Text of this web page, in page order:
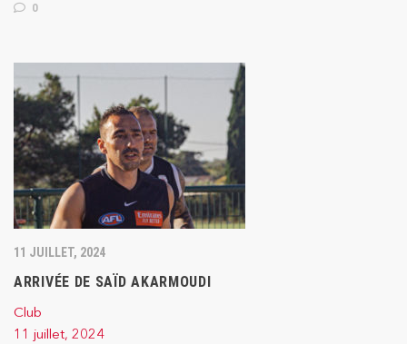
0
11 JUILLET, 2024
ARRIVÉE DE SAÏD AKARMOUDI
Club
11 juillet, 2024